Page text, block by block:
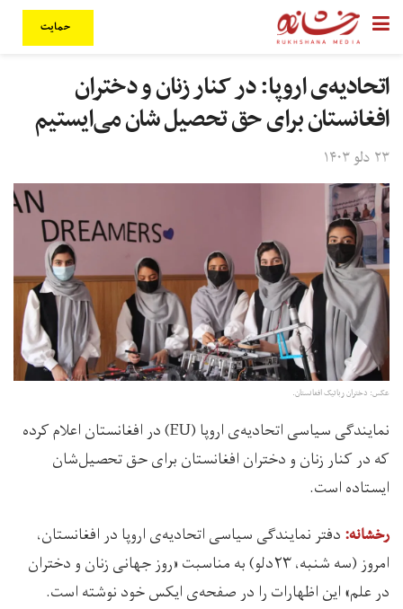
حمایت
اتحادیه‌ی اروپا: در کنار زنان و دختران
افغانستان برای حق تحصیل‌ شان می‌ایستیم
۲۳ دلو ۱۴۰۳
عکس: دختران رباتیک افغانستان.
نمایندگی سیاسی اتحادیه‌ی اروپا (EU) در افغانستان اعلام کرده
که در کنار زنان و دختران افغانستان برای حق تحصیل‌شان
ایستاده است.
رخشانه: دفتر نمایندگی سیاسی اتحادیه‌ی اروپا در افغانستان،
امروز (سه شنبه، ۲۳دلو) به مناسبت «روز جهانی زنان و دختران
در علم» این اظهارات را در صفحه‌ی ایکس خود نوشته است.